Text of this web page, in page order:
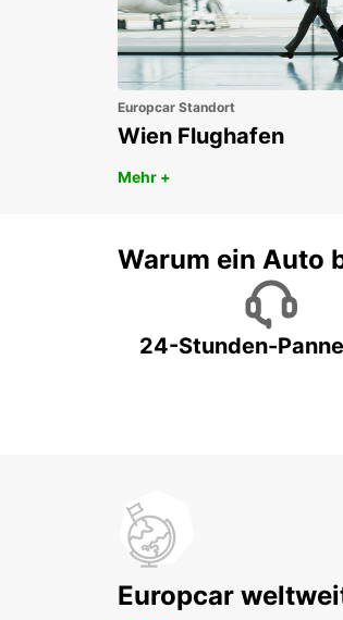
Europcar Standort
Wien Flughafen
Mehr +
Warum ein Auto
24-Stunden-
Europcar